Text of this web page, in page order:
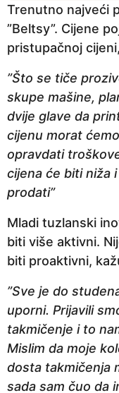
Trenutno najveći
”Beltsy”. Cijene
pristupačnoj
”Što se tiče
skupe mašine,
dvije glave da
cijenu morat
opravdati
cijena će biti niža
prodati”
Mladi tuzlanski
biti više aktivni.
biti proaktivni,
”Sve je do
uporni. Prijavili
takmičenje i to
Mislim da moje
dosta takmičenja
sada sam čuo da